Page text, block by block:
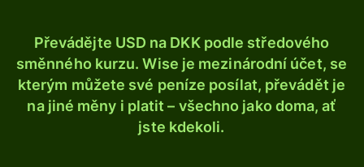
Převádějte USD na DKK podle středového
směnného kurzu. Wise je mezinárodní účet, se
kterým můžete své peníze posílat, převádět je
na jiné měny i platit – všechno jako doma, ať
jste kdekoli.